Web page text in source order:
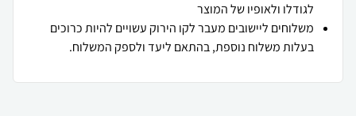
לגודלו ולאופיו של המוצר
משלוחים ליישובים מעבר לקו הירוק עשויים להיות כרוכים
בעלות משלוח נוספת, בהתאם ליעד ולספק המשלוח.